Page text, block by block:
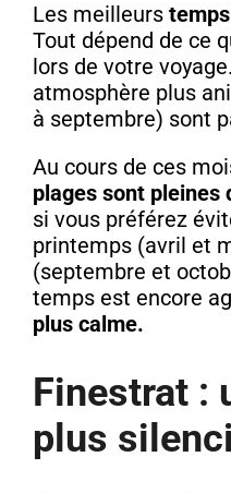
Les meilleurs
Tout dépend de ce
lors de votre
atmosphère plus
à septembre) sont
Au cours de ces
plages sont pleines
si vous préférez
printemps (avril et
(septembre et
temps est encore
plus calme.
Finestrat :
plus